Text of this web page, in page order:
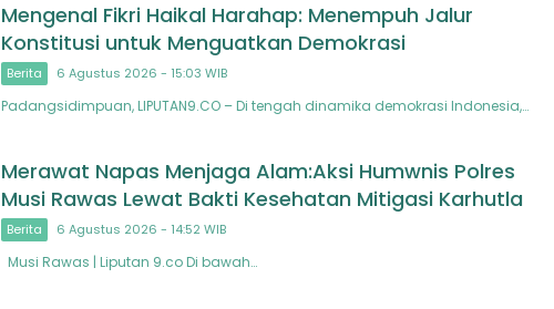
Mengenal Fikri Haikal Harahap: Menempuh Jalur
Konstitusi untuk Menguatkan Demokrasi
Berita 6 Agustus 2026 - 15:03 WIB
Padangsidimpuan, LIPUTAN9.CO – Di tengah dinamika demokrasi Indonesia,…
Merawat Napas Menjaga Alam:Aksi Humwnis Polres
Musi Rawas Lewat Bakti Kesehatan Mitigasi Karhutla
Berita 6 Agustus 2026 - 14:52 WIB
Musi Rawas | Liputan 9.co Di bawah…